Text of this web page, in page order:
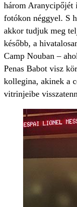
három Aranycipőjét
fotókon néggyel. S
akkor tudjuk meg
később, a
Camp Nouban –
Penas Babot visz
kollegina, akinek a
vitrinjeibe